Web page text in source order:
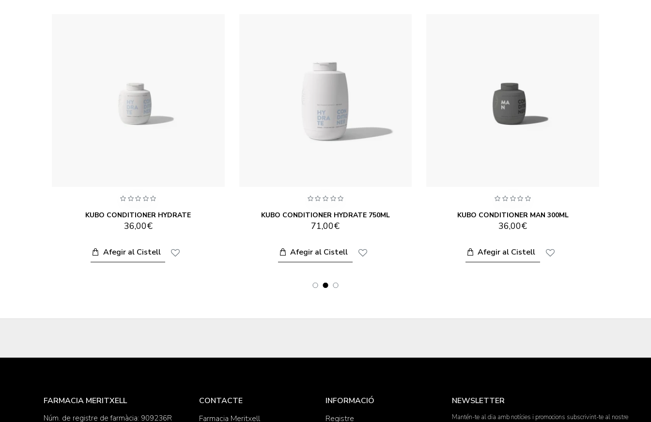
KUBO CONDITIONER HYDRATE
36,00€
Afegir al Cistell
KUBO CONDITIONER HYDRATE 750ML
71,00€
Afegir al Cistell
KUBO CONDITIONER MAN 300ML
36,00€
Afegir al Cistell
FARMACIA MERITXELL
Núm. de registre de farmàcia: 909236R
CONTACTE
Farmacia Meritxell
INFORMACIÓ
Registre
NEWSLETTER
Mantén-te al dia amb notícies i promocions subscrivint-te al nostre